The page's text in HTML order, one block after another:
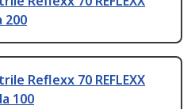
200
Reflexx 70 REFLEXX
100